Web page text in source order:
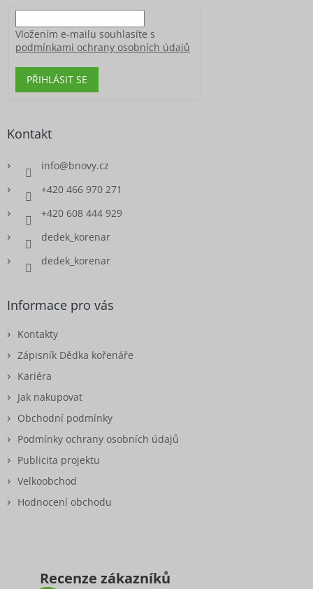
Vložením e-mailu souhlasíte s
podmínkami ochrany osobních údajů
PŘIHLÁSIT SE
Kontakt
info@bnovy.cz
+420 466 970 271
+420 608 444 929
dedek_korenar
dedek_korenar
Informace pro vás
Kontakty
Zápisník Dědka kořenáře
Kariéra
Jak nakupovat
Obchodní podmínky
Podmínky ochrany osobních údajů
Publicita projektu
Velkoobchod
Hodnocení obchodu
Recenze zákazníků